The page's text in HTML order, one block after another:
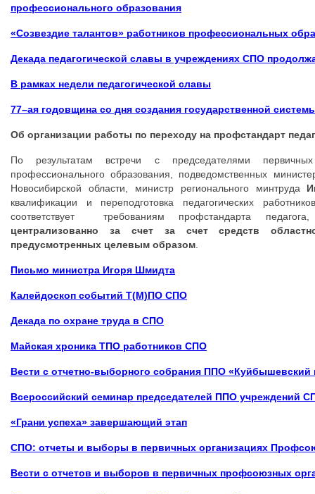
профессионального образования
«Созвездие талантов» работников профессиональных
Декада педагогической славы в учреждениях СПО
В рамках недели педагогической славы
77–ая годовщина со дня создания государственной
Об организации работы по переходу на профстандарт
По результатам встречи с председателями
профессионального образования, подведомственных
Новосибирской области, министр регионального минтруда
квалификации и переподготовка педагогических
соответствует требованиям профстандарта
централизованно за счет за счет средств
предусмотренных целевым образом
Письмо министра Игоря Шмидта
Калейдоскоп событий Т(М)ПО СПО
Декада по охране труда в СПО
Майская хроника ТПО работников СПО
Вести с отчетно-выборного собрания ППО «Куйбышевский
Всероссийский семинар председателей ППО учреждений
«Грани успеха» завершающий этап
СПО: отчеты и выборы в первичных организациях
Вести с отчетов и выборов в первичных профсоюзных